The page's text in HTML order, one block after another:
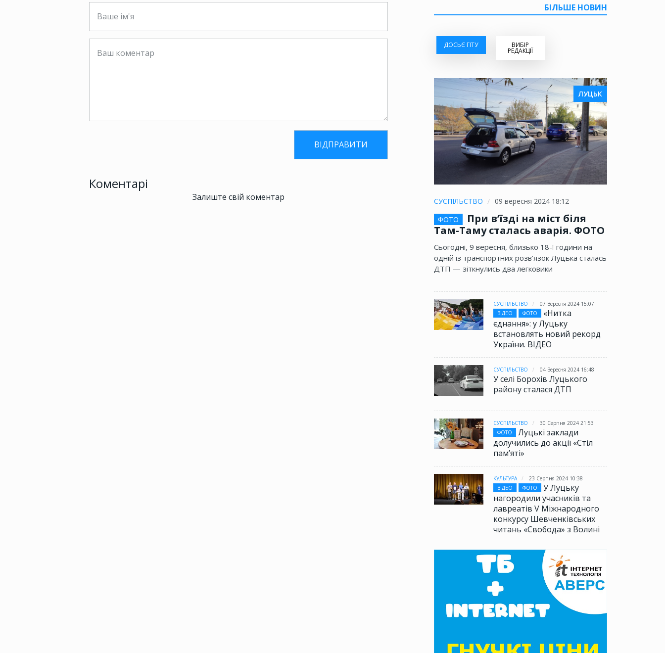
БІЛЬШЕ НОВИН
ДОСЬЄ ГІТУ ВИБІР
РЕДАКЦІЇ
ЛУЦЬК
СУСПІЛЬСТВО
09 вересня 2024 18:12
ФОТО
При в’їзді на міст біля
Там-Таму сталась аварія. ФОТО
Сьогодні, 9 вересня, близько 18-ї години на
одній із транспортних розв’язок Луцька сталась
ДТП — зіткнулись два легковики
СУСПІЛЬСТВО
07 Вересня 2024 15:07
ВІДЕО
ФОТО
«Нитка
єднання»: у Луцьку
встановлять новий рекорд
України. ВІДЕО
СУСПІЛЬСТВО 04 Вересня 2024 16:48
У селі Борохів Луцького
району сталася ДТП
СУСПІЛЬСТВО
30 Серпня 2024 21:53
ФОТО
Луцькі заклади
долучились до акції «Стіл
памʼяті»
КУЛЬТУРА
23 Серпня 2024 10:38
ВІДЕО
ФОТО
У Луцьку
нагородили учасників та
лавреатів V Міжнародного
конкурсу Шевченківських
читань «Свобода» з Волині
Коментарі
Залиште свій коментар